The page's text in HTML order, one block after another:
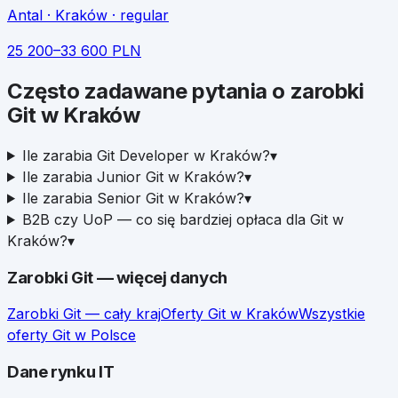
Antal · Kraków · regular
25 200–33 600 PLN
Często zadawane pytania o zarobki
Gitw Kraków
Ile zarabia Git Developer w Kraków?▾
Ile zarabia Junior Git w Kraków?▾
Ile zarabia Senior Git w Kraków?▾
B2B czy UoP — co się bardziej opłaca dla Git w
Kraków?▾
Zarobki Git— więcej danych
Zarobki Git — cały krajOferty Git w KrakówWszystkie
oferty Git w Polsce
Dane rynku IT